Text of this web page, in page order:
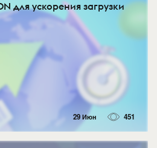
для ускорения загрузки
29 Июн 451